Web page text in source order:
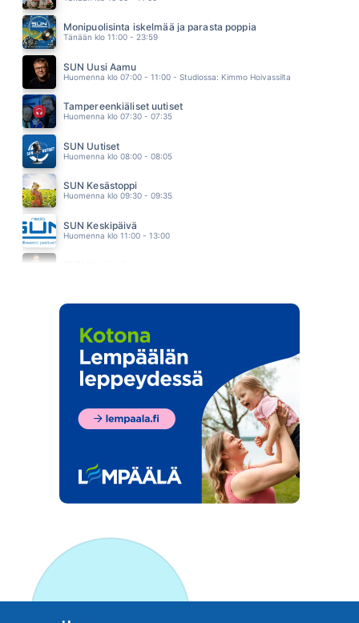
ANNE MATTILA
22.34
ALVARO SOLER
22.31
Monipuolisinta iskelmää ja parasta poppia
Tänään klo 11:00 - 23:59
SUN Uusi Aamu
Huomenna klo 07:00 - 11:00 - Studiossa: Kimmo Hoivassilta
Tampereenkiäliset uutiset
Huomenna klo 07:30 - 07:35
SUN Uutiset
Huomenna klo 08:00 - 08:05
SUN Kesästoppi
Huomenna klo 09:30 - 09:35
SUN Keskipäivä
Huomenna klo 11:00 - 13:00